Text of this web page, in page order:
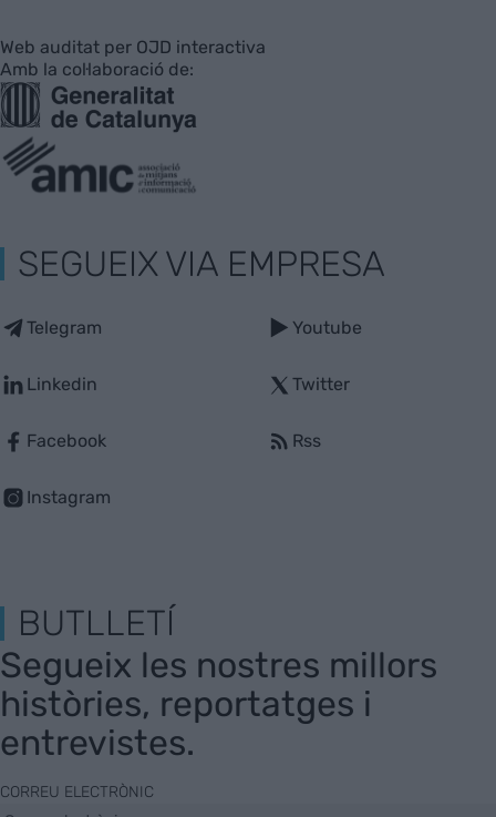
Web auditat per OJD interactiva
Amb la col·laboració de:
SEGUEIX VIA EMPRESA
Telegram
Linkedin
Facebook
Instagram
Youtube
Twitter
Rss
BUTLLETÍ
Segueix les nostres millors
històries, reportatges i
entrevistes.
CORREU ELECTRÒNIC